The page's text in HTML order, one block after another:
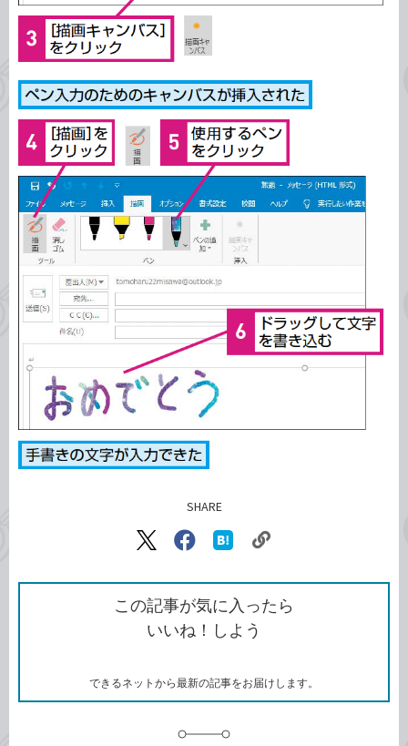
SHARE
X（旧
で
シ
ェ
ア
Facebook
シ
ェ
ア
な
ッ
ク
ク
ク
を
コ
この記事が気に入ったら
いいね！しよう
できるネットから最新の記事をお届けします。